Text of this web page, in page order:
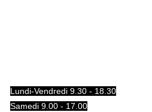
Lundi-Vendredi 9.30 - 18.30
Samedi 9.00 - 17.00